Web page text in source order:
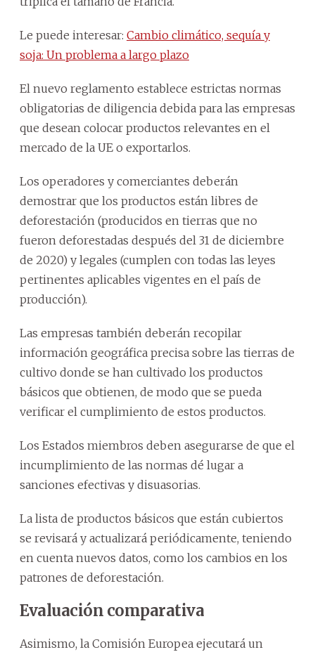
Le puede interesar: Cambio climático, sequía y
soja: Un problema a largo plazo
El nuevo reglamento establece estrictas normas
obligatorias de diligencia debida para las empresas
que desean colocar productos relevantes en el
mercado de la UE o exportarlos.
Los operadores y comerciantes deberán
demostrar que los productos están libres de
deforestación (producidos en tierras que no
fueron deforestadas después del 31 de diciembre
de 2020) y legales (cumplen con todas las leyes
pertinentes aplicables vigentes en el país de
producción).
Las empresas también deberán recopilar
información geográfica precisa sobre las tierras de
cultivo donde se han cultivado los productos
básicos que obtienen, de modo que se pueda
verificar el cumplimiento de estos productos.
Los Estados miembros deben asegurarse de que el
incumplimiento de las normas dé lugar a
sanciones efectivas y disuasorias.
La lista de productos básicos que están cubiertos
se revisará y actualizará periódicamente, teniendo
en cuenta nuevos datos, como los cambios en los
patrones de deforestación.
Evaluación comparativa
Asimismo, la Comisión Europea ejecutará un